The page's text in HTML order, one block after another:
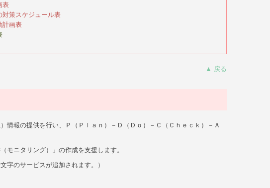
表
策スケジュール表
計画表
▲ 戻る
報の提供を行い、Ｐ（Ｐｌａｎ）－Ｄ（Ｄｏ）－Ｃ（Ｃｈｅｃｋ）－Ａ
モニタリング）」の作成を支援します。
字のサービスが追加されます。）